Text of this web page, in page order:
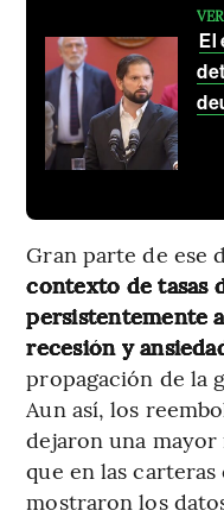
El
Gran parte de ese
contexto de tasas
persistentemente
recesión y
propagación de la
Aun así, los
dejaron una mayor
que en las
mostraron los